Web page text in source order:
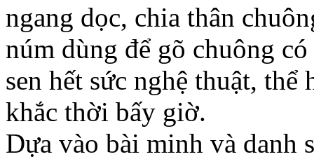
ngang dọc, chia thân
núm dùng để gõ chuông
sen hết sức nghệ thuật,
khắc thời bấy giờ.
Dựa vào bài minh và danh